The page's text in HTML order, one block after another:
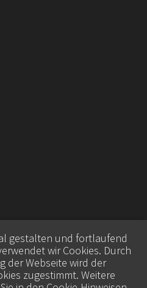
gestalten und fortlaufend
wir Cookies. Durch
der Webseite wird der
zugestimmt. Weitere